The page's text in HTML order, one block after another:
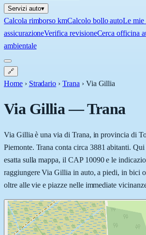
Servizi auto▾
Calcola rimborso kmCalcolo bollo autoLe mie
assicurazioneVerifica revisioneCerca officina
ambientale
🔗
Home › Stradario › Trana › Via Gillia
Via Gillia—Trana
Via Gillia è una via di Trana, in provincia di
Piemonte. Trana conta circa 3881 abitanti.
esatta sulla mappa, il CAP 10090 e le
raggiungere Via Gillia in auto, a piedi, in bici
oltre alle vie e piazze nelle immediate